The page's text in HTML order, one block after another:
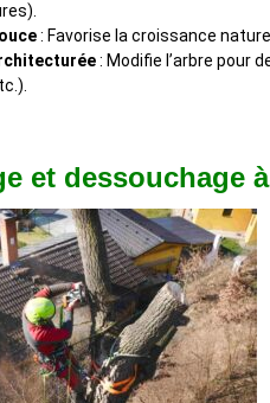
: Favorise la croissance
: Modifie l’arbre pour
et dessouchage